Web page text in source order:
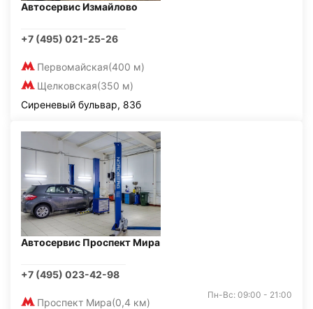
Автосервис Измайлово
+7 (495) 021-25-26
Первомайская(400 м)
Щелковская(350 м)
Сиреневый бульвар, 83б
Автосервис Проспект Мира
+7 (495) 023-42-98
Проспект Мира(0,4 км)
Пн-Вс: 09:00 - 21:00